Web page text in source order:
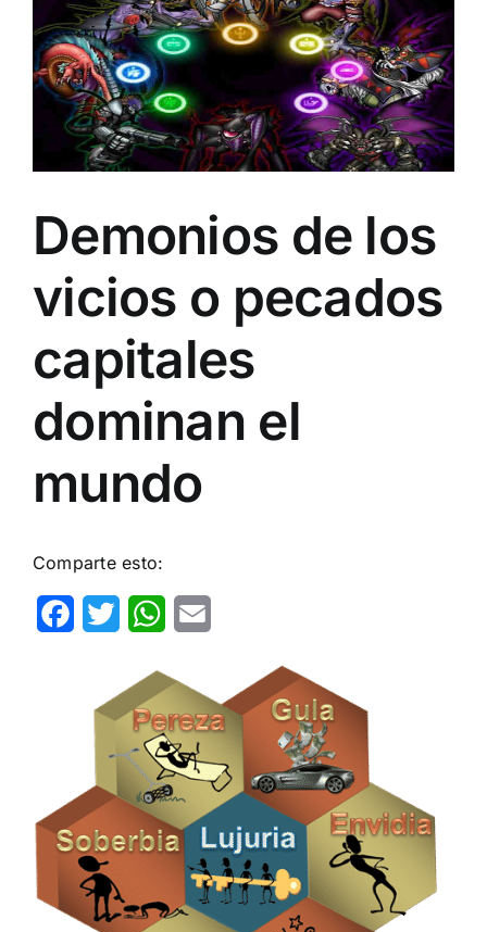
Demonios de los
vicios o pecados
capitales
dominan el
mundo
Comparte esto:
Facebook
Twitter WhatsApp